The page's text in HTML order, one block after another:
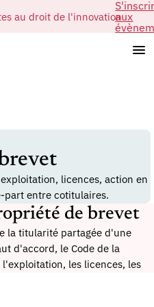
au droit de l'innovationaux
licences, action en
part entre cotitulaires.
de brevet
la titularité partagée d'une
d'accord, le Code de la
l'exploitation, les licences, les